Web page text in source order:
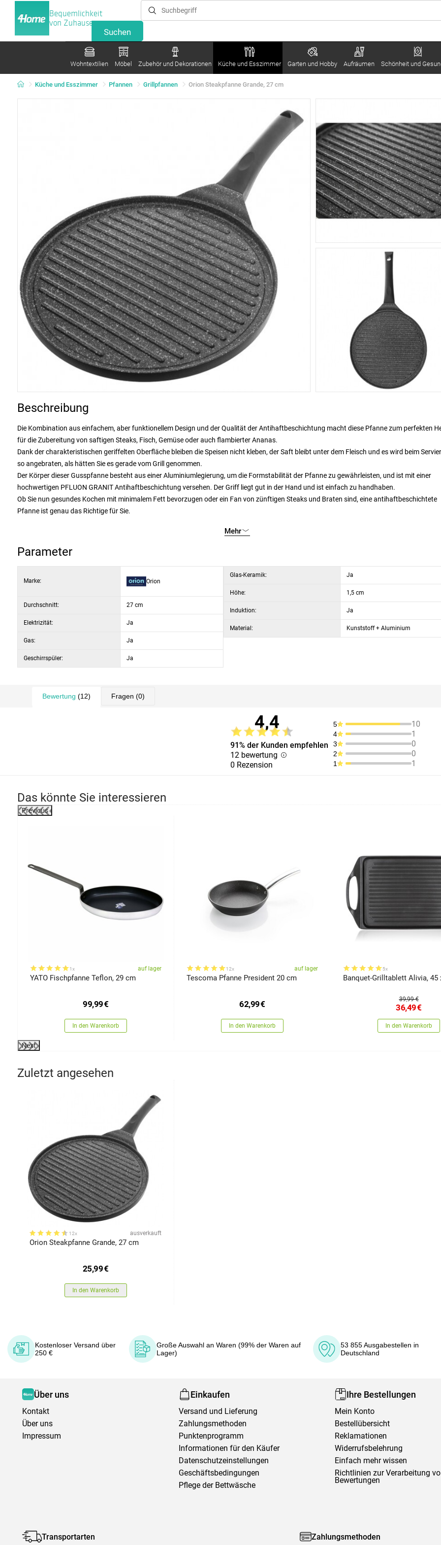
Bequemlichkeit
von Zuhause
Wohntextilien Möbel Zubehör und Dekorationen Küche und Esszimmer Garten und Hobby Aufräumen Schönheit und
Küche und Esszimmer Pfannen Grillpfannen Orion Steakpfanne Grande, 27 cm
Beschreibung
Die Kombination aus einfachem, aber funktionellem Design und der Qualität der Antihaftbeschichtung macht diese Pfanne zum perfekten
für die Zubereitung von saftigen Steaks, Fisch, Gemüse oder auch flambierter Ananas.
Dank der charakteristischen geriffelten Oberfläche bleiben die Speisen nicht kleben, der Saft bleibt unter dem Fleisch und es wird beim
so angebraten, als hätten Sie es gerade vom Grill genommen.
Der Körper dieser Gusspfanne besteht aus einer Aluminiumlegierung, um die Formstabilität der Pfanne zu gewährleisten, und ist mit einer
hochwertigen PFLUON GRANIT Antihaftbeschichtung versehen. Der Griff liegt gut in der Hand und ist einfach zu handhaben.
Ob Sie nun gesundes Kochen mit minimalem Fett bevorzugen oder ein Fan von zünftigen Steaks und Braten sind, eine antihaftbeschichtete
Pfanne ist genau das Richtige für Sie.
Mehr
Parameter
Marke: Orion
Durchschnitt: 27 cm
Elektrizität: Ja
Gas: Ja
Geschirrspüler: Ja
Glas-Keramik: Ja
Höhe: 1,5 cm
Induktion: Ja
Material: Kunststoff + Aluminium
Bewertung (12) Fragen (0)
4,4
91% der Kunden empfehlen
12 bewertung
0 Rezension
5 10
4 1
3 0
2 0
1 1
Das könnte Sie interessieren
Previous
1x auf lager
YATO Fischpfanne Teflon, 29 cm
99,99€
In den Warenkorb
12x auf lager
Tescoma Pfanne President 20 cm
62,99€
In den Warenkorb
5x
Banquet-Grilltablett Alivia, 45
39,99 €
36,49€
In den Warenkorb
Next
Zuletzt angesehen
12x ausverkauft
Orion Steakpfanne Grande, 27 cm
25,99€
In den Warenkorb
Kostenloser Versand über
250 €
Große Auswahl an Waren (99% der Waren auf
Lager)
53 855 Ausgabestellen in
Deutschland
Über uns
Kontakt
Über uns
Impressum
Einkaufen
Versand und Lieferung
Zahlungsmethoden
Punktenprogramm
Informationen für den Käufer
Datenschutzeinstellungen
Geschäftsbedingungen
Pflege der Bettwäsche
Ihre Bestellungen
Mein Konto
Bestellübersicht
Reklamationen
Widerrufsbelehrung
Einfach mehr wissen
Richtlinien zur Verarbeitung
Bewertungen
Transportarten Zahlungsmethoden